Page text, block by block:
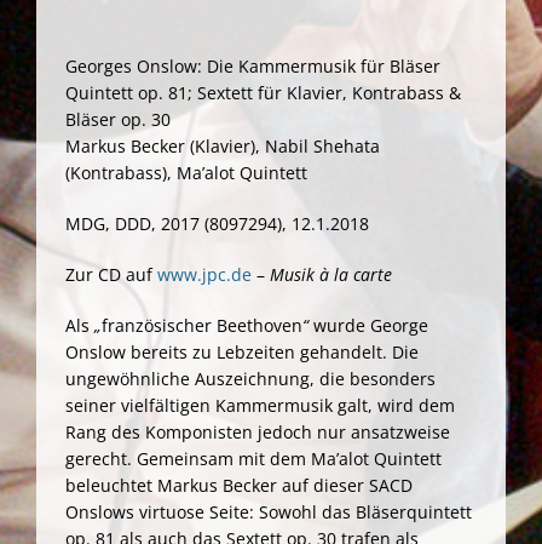
Georges Onslow: Die Kammermusik für Bläser
Quintett op. 81; Sextett für Klavier, Kontrabass &
Bläser op. 30
Markus Becker (Klavier), Nabil Shehata
(Kontrabass), Ma’alot Quintett
MDG, DDD, 2017 (8097294), 12.1.2018
Zur CD aufwww.jpc.de –Musik à la carte
Als„französischer Beethoven“wurde George
Onslow bereits zu Lebzeiten gehandelt. Die
ungewöhnliche Auszeichnung, die besonders
seiner vielfältigen Kammermusik galt, wird dem
Rang des Komponisten jedoch nur ansatzweise
gerecht. Gemeinsam mit dem Ma’alot Quintett
beleuchtet Markus Becker auf dieser SACD
Onslows virtuose Seite: Sowohl das Bläserquintett
op. 81 als auch das Sextett op. 30 trafen als